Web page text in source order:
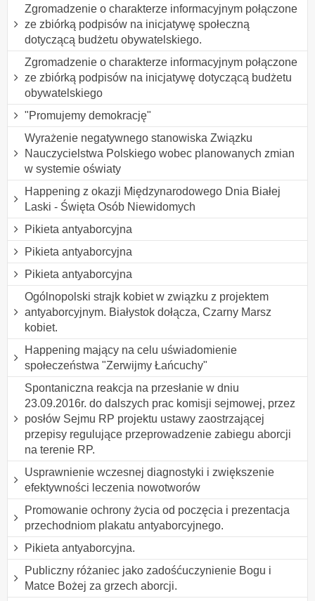
Zgromadzenie o charakterze informacyjnym połączone
ze zbiórką podpisów na inicjatywę społeczną
dotyczącą budżetu obywatelskiego.
Zgromadzenie o charakterze informacyjnym połączone
ze zbiórką podpisów na inicjatywę dotyczącą budżetu
obywatelskiego
"Promujemy demokrację"
Wyrażenie negatywnego stanowiska Związku
Nauczycielstwa Polskiego wobec planowanych zmian
w systemie oświaty
Happening z okazji Międzynarodowego Dnia Białej
Laski - Święta Osób Niewidomych
Pikieta antyaborcyjna
Pikieta antyaborcyjna
Pikieta antyaborcyjna
Ogólnopolski strajk kobiet w związku z projektem
antyaborcyjnym. Białystok dołącza, Czarny Marsz
kobiet.
Happening mający na celu uświadomienie
społeczeństwa "Zerwijmy Łańcuchy"
Spontaniczna reakcja na przesłanie w dniu
23.09.2016r. do dalszych prac komisji sejmowej, przez
posłów Sejmu RP projektu ustawy zaostrzającej
przepisy regulujące przeprowadzenie zabiegu aborcji
na terenie RP.
Usprawnienie wczesnej diagnostyki i zwiększenie
efektywności leczenia nowotworów
Promowanie ochrony życia od poczęcia i prezentacja
przechodniom plakatu antyaborcyjnego.
Pikieta antyaborcyjna.
Publiczny różaniec jako zadośćuczynienie Bogu i
Matce Bożej za grzech aborcji.